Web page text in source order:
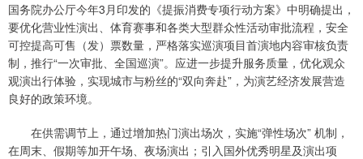
国务院办公厅今年3月印发的《提振消费专项行动方案》中明确提出，
要优化营业性演出、体育赛事和各类大型群众性活动审批流程，安全
可控提高可售（发）票数量，严格落实巡演项目首演地内容审核负责
制，推行“一次审批、全国巡演”。应进一步提升服务质量，优化观众
观演出行体验，实现城市与粉丝的“双向奔赴”，为演艺经济发展营造
良好的政策环境。
在供需调节上，通过增加热门演出场次，实施“弹性场次” 机制，
在周末、假期等加开午场、夜场演出；引入国外优秀明星及演出项